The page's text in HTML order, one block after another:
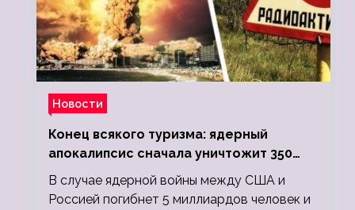
Новости
Конец всякого туризма: ядерный
апокалипсис сначала уничтожит 350
миллионов, а потом 5 миллиардов
людей
В случае ядерной войны между США и
Россией погибнет 5 миллиардов человек и